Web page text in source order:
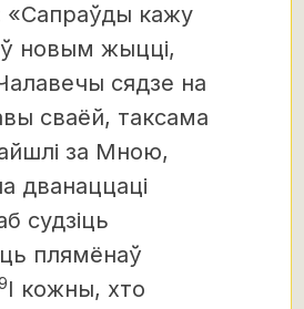
«Сапраўды кажу
новым жыцці,
сядзе на
сваёй, таксама
за Мною,
дванаццаці
судзіць
плямёнаў
І кожны, хто